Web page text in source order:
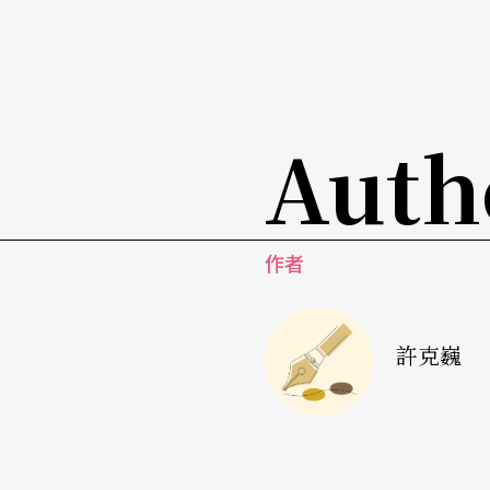
從實際演出的曲目，有我們可以看到主事者嘗
琵琶古曲有流派之分，同樣一首樂曲有不同演
有作曲家的作品，如羅永暉的《千章掃》，陳
國家，出現極大的差異。我們可以將琵琶在現
作者
許克巍